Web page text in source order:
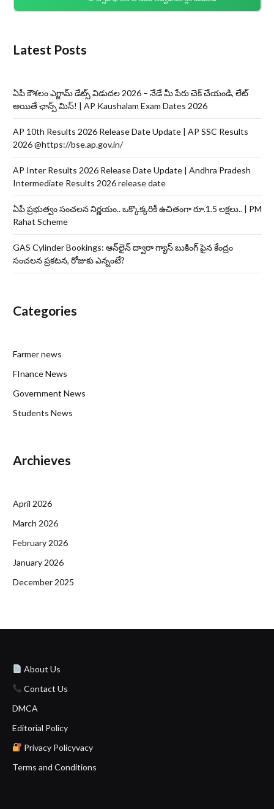
Latest Posts
ఏపీ కౌశలం ఎగ్జామ్ డేట్స్ విడుదల 2026 – నేడే మీ పేరు చెక్ చేయండి, లేట్
అయితే ఛాన్స్ మిస్! | AP Kaushalam Exam Dates 2026
AP 10th Results 2026 Release Date Update | AP SSC Results
2026 @https://bse.ap.gov.in/
AP Inter Results 2026 Release Date Update | Andhra Pradesh
Intermediate Results 2026 release date
ఏపీ ప్రభుత్వం సంచలన నిర్ణయం.. ఒక్కొక్కరికీ ఉచితంగా రూ.1.5 లక్షలు.. | PM
Rahat Scheme
GAS Cylinder Bookings: ఆన్‌లైన్‌ ద్వారా గ్యాస్ బుకింగ్ పైన కేంద్రం
సంచలన ప్రకటన, రోజుకు ఎన్నంటే?
Categories
Farmer news
FInance News
Government News
Students News
Archieves
April 2026
March 2026
February 2026
January 2026
December 2025
About Us
Contact Us
DMCA
Editorial Policy
Privacy Policyvacy
Terms and Conditions